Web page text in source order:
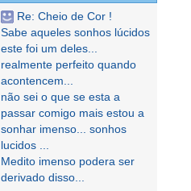
Re: Cheio de Cor !
Sabe aqueles sonhos lúcidos
este foi um deles...
realmente perfeito quando
acontencem...
não sei o que se esta a
passar comigo mais estou a
sonhar imenso... sonhos
lucidos ...
Medito imenso podera ser
derivado disso...